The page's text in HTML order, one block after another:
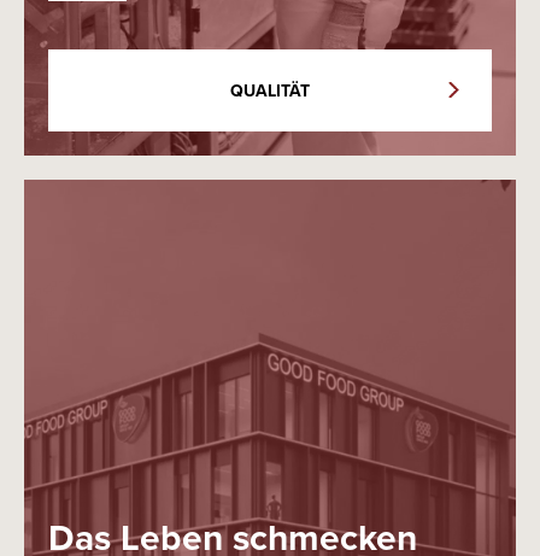
QUALITÄT
Das Leben schmecken